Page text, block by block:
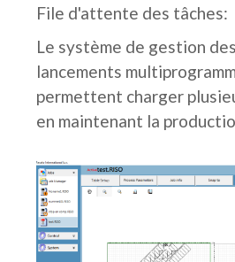
File d'attente des tâches:
Le système de gestion
lancements
permettent charger
en maintenant la